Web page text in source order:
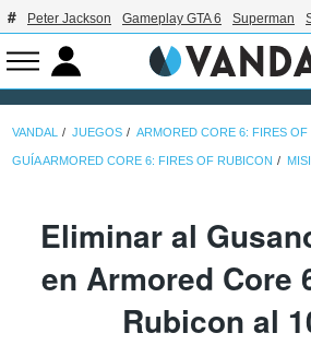
Peter Jackson Gameplay GTA 6 Superman
VANDAL JUEGOS ARMORED CORE 6: FIRES OF
GUÍA ARMORED CORE 6: FIRES OF RUBICON
Eliminar al
en Armored Core
Rubicon al